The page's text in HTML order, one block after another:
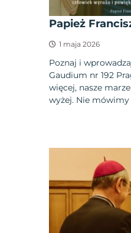
Papież
1 maja 2026
Poznaj i
Gaudium nr 192
więcej, nasze
wyżej. Nie